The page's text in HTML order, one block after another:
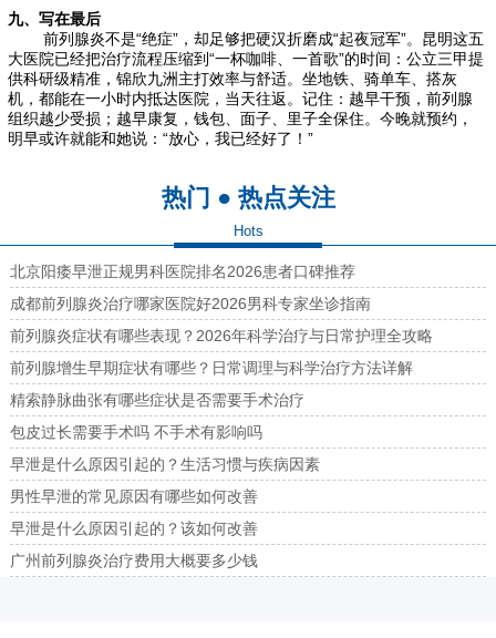
九、写在最后
前列腺炎不是“绝症”，却足够把硬汉折磨成“起夜冠军”。昆明这五
大医院已经把治疗流程压缩到“一杯咖啡、一首歌”的时间：公立三甲提
供科研级精准，锦欣九洲主打效率与舒适。坐地铁、骑单车、搭灰
机，都能在一小时内抵达医院，当天往返。记住：越早干预，前列腺
组织越少受损；越早康复，钱包、面子、里子全保住。今晚就预约，
明早或许就能和她说：“放心，我已经好了！”
热门 ● 热点关注
Hots
北京阳痿早泄正规男科医院排名2026患者口碑推荐
成都前列腺炎治疗哪家医院好2026男科专家坐诊指南
前列腺炎症状有哪些表现？2026年科学治疗与日常护理全攻略
前列腺增生早期症状有哪些？日常调理与科学治疗方法详解
精索静脉曲张有哪些症状是否需要手术治疗
包皮过长需要手术吗 不手术有影响吗
早泄是什么原因引起的？生活习惯与疾病因素
男性早泄的常见原因有哪些如何改善
早泄是什么原因引起的？该如何改善
广州前列腺炎治疗费用大概要多少钱